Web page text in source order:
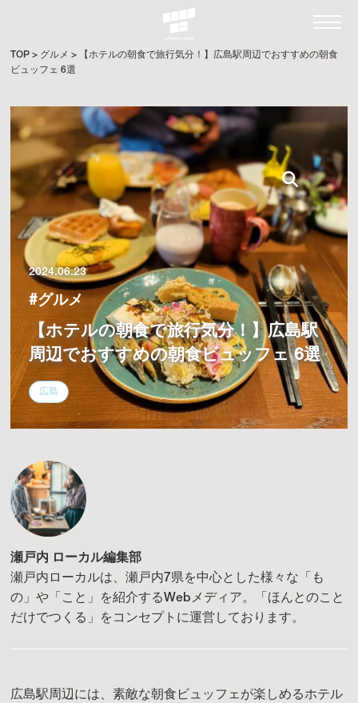
TOP > グルメ >
【ホテルの朝食で旅行気分！】広島駅周辺でおすすめの朝食
ビュッフェ 6選
2024.06.23
#グルメ
【ホテルの朝食で旅行気分！】広島駅
周辺でおすすめの朝食ビュッフェ 6選
広島
瀬戸内 ローカル編集部
瀬戸内ローカルは、瀬戸内7県を中心とした様々な「も
の」や「こと」を紹介するWebメディア。「ほんとのこと
だけでつくる」をコンセプトに運営しております。
広島駅周辺には、素敵な朝食ビュッフェが楽しめるホテル